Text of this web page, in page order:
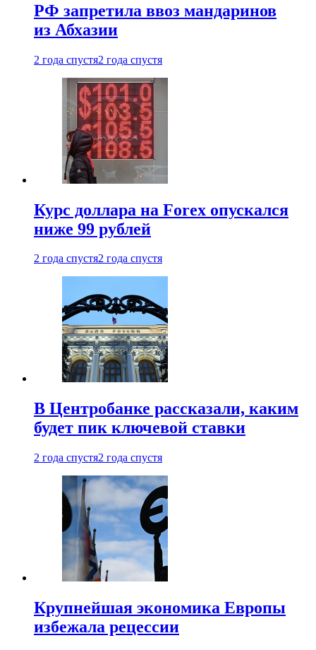
РФ запретила ввоз мандаринов
из Абхазии
2 года спустя2 года спустя
Курс доллара на Forex опускался
ниже 99 рублей
2 года спустя2 года спустя
В Центробанке рассказали, каким
будет пик ключевой ставки
2 года спустя2 года спустя
Крупнейшая экономика Европы
избежала рецессии